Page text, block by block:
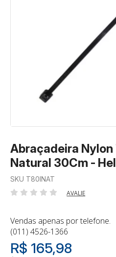
Abraçadeira Nylon
Natural 30Cm -
SKU T80INAT
AVALIE
Vendas apenas por telefone.
(011) 4526-1366
R$ 165,98